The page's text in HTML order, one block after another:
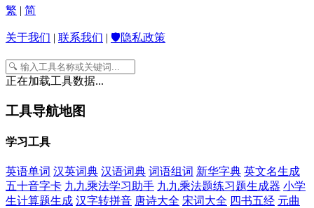
繁 | 简
关于我们 | 联系我们 | 🛡️隐私政策
正在加载工具数据...
工具导航地图
学习工具
英语单词 汉英词典 汉语词典 词语组词 新华字典 英文名生成
五十音字卡 九九乘法学习助手 九九乘法题练习题生成器 小学
生计算题生成 汉字转拼音 唐诗大全 宋词大全 四书五经 元曲